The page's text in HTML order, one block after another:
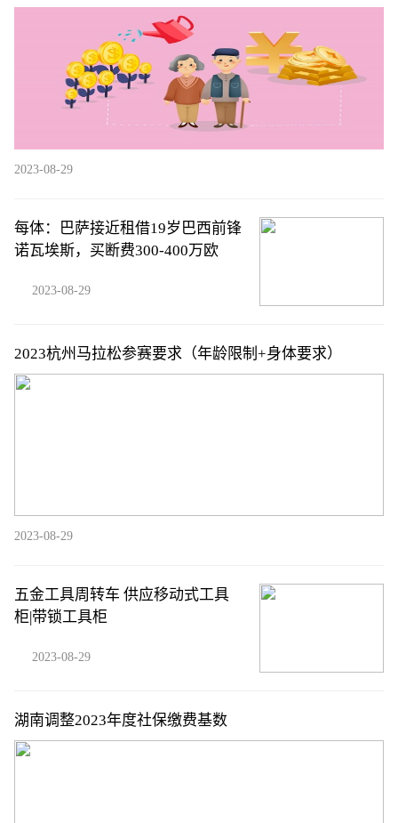
工持股平台提前终止减持计划
2023-08-29
每体：巴萨接近租借19岁巴西前锋
诺瓦埃斯，买断费300-400万欧
2023-08-29
2023杭州马拉松参赛要求（年龄限制+身体要求）
2023-08-29
五金工具周转车 供应移动式工具
柜|带锁工具柜
2023-08-29
湖南调整2023年度社保缴费基数